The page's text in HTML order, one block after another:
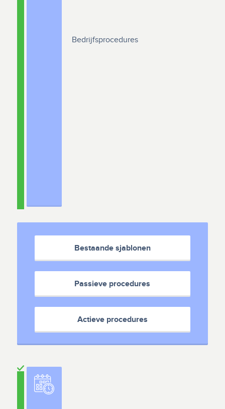
Bedrijfsprocedures
Bestaande sjablonen
Passieve procedures
Actieve procedures